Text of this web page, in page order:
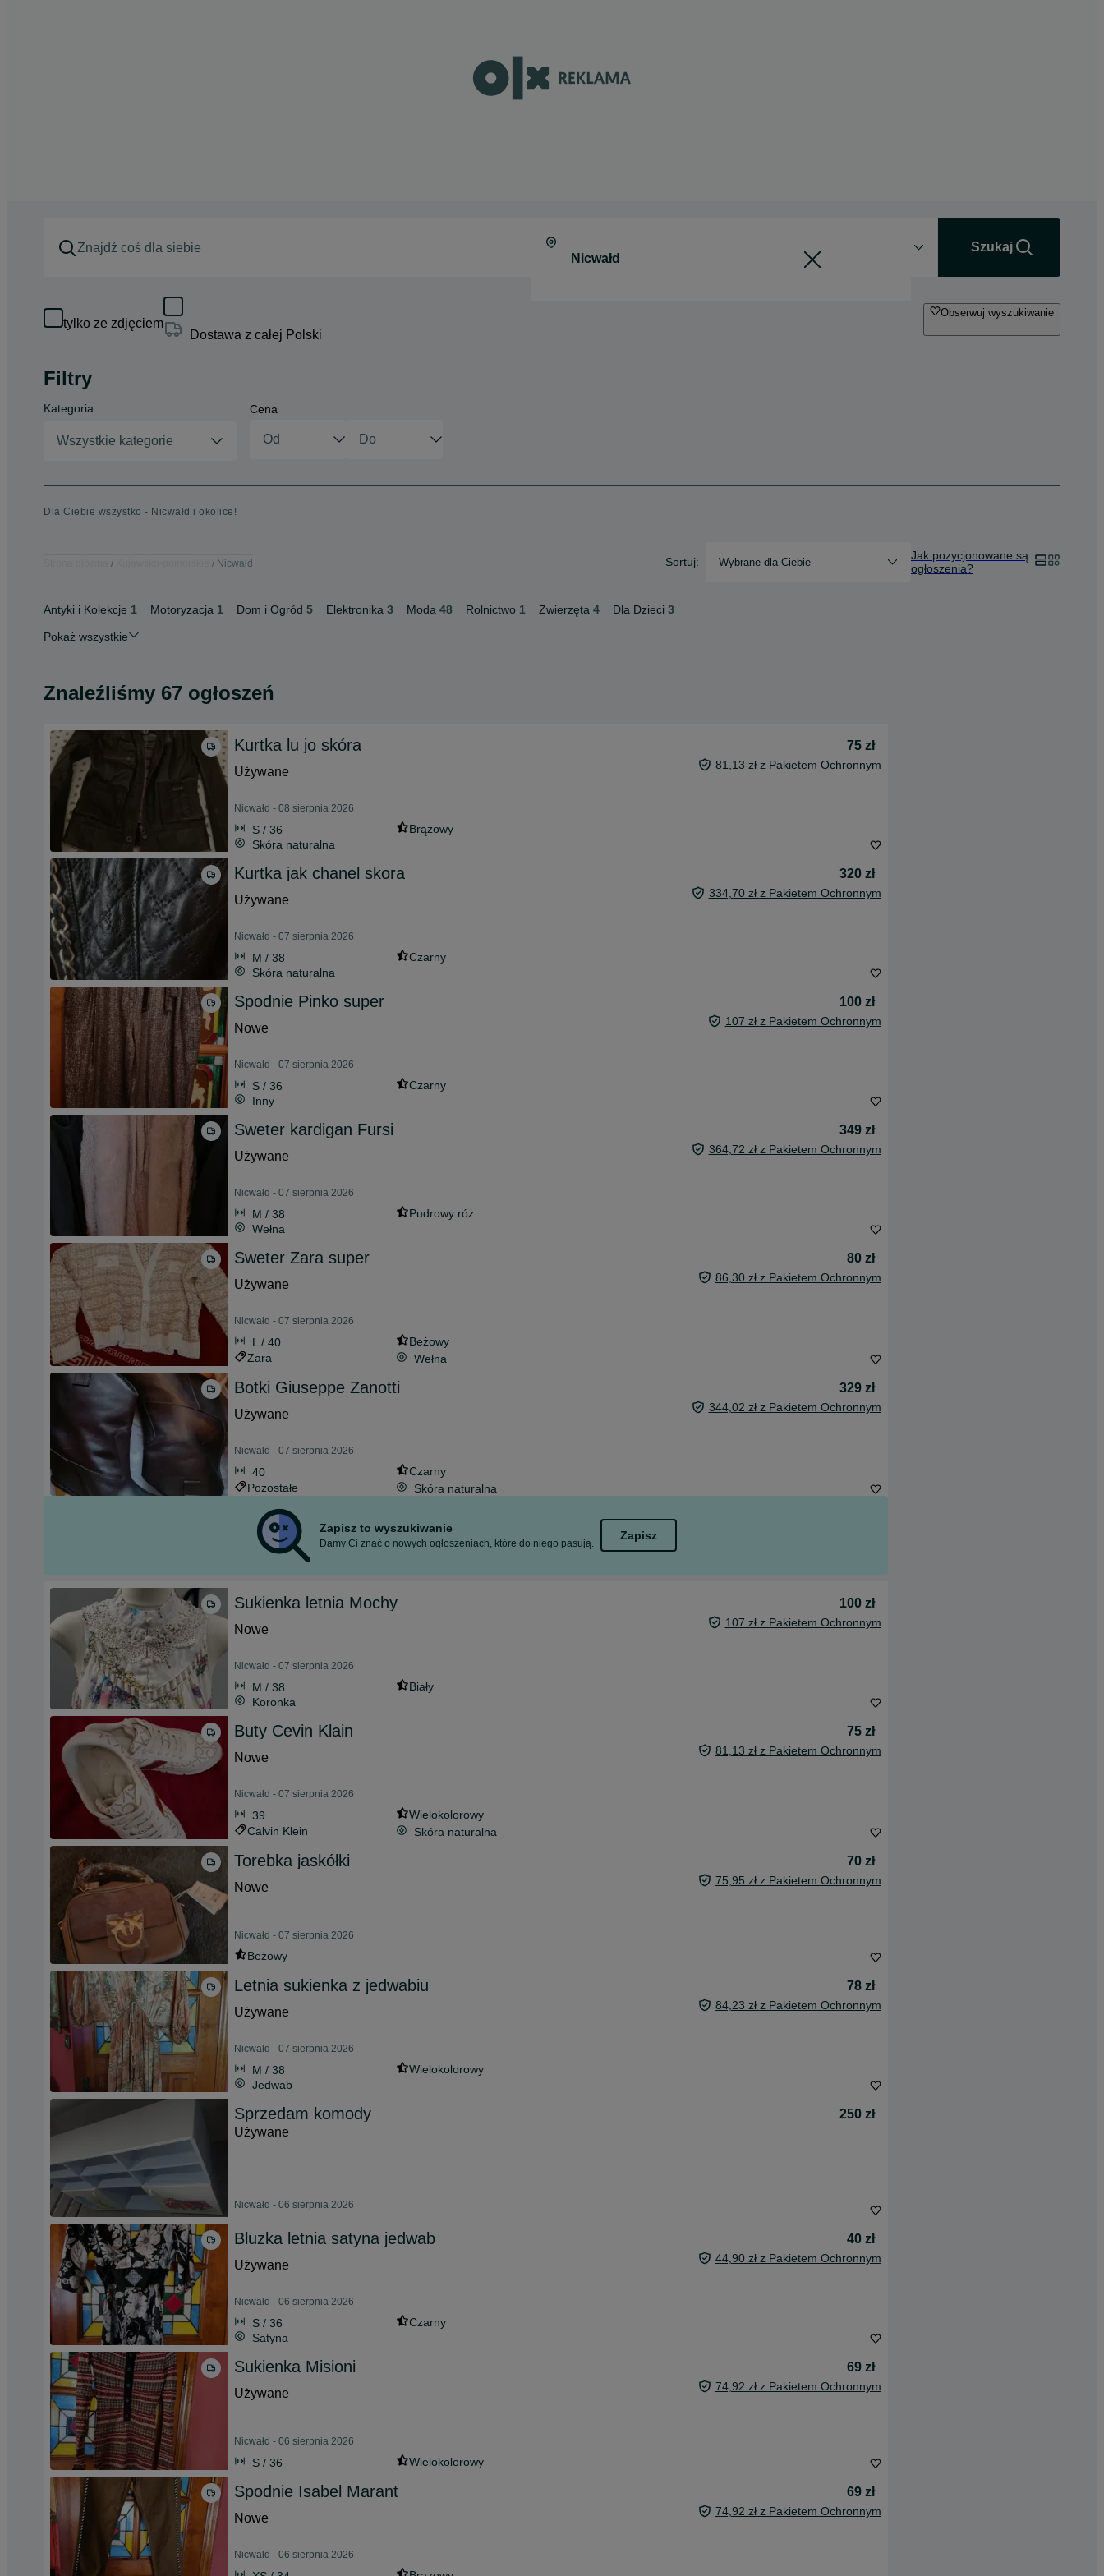
Szukaj
tylko ze zdjęciem
Dostawa z całej Polski
Obserwuj wyszukiwanie
Filtry
Kategoria
Wszystkie kategorie
Cena
Dla Ciebie wszystko - Nicwałd i okolice!
Nicwałd Sortuj: Wybrane dla Ciebie
Jak pozycjonowane są
ogłoszenia?
Antyki i Kolekcje 1 Motoryzacja 1 Dom i Ogród 5 Elektronika 3 Moda 48 Rolnictwo 1 Zwierzęta 4 Dla Dzieci 3
Pokaż wszystkie
Znaleźliśmy 67 ogłoszeń
Kurtka lu jo skóra
75 zł
Używane
81,13 zł z Pakietem Ochronnym
Nicwałd - 08 sierpnia 2026
S / 36
Brązowy
Skóra naturalna
Kurtka jak chanel skora
320 zł
Używane
334,70 zł z Pakietem Ochronnym
Nicwałd - 07 sierpnia 2026
M / 38
Czarny
Skóra naturalna
Spodnie Pinko super
100 zł
Nowe
107 zł z Pakietem Ochronnym
Nicwałd - 07 sierpnia 2026
S / 36
Czarny
Inny
Sweter kardigan Fursi
349 zł
Używane
364,72 zł z Pakietem Ochronnym
Nicwałd - 07 sierpnia 2026
M / 38
Pudrowy róż
Wełna
Sweter Zara super
80 zł
Używane
86,30 zł z Pakietem Ochronnym
Nicwałd - 07 sierpnia 2026
L / 40
Beżowy
Zara
Wełna
Botki Giuseppe Zanotti
329 zł
Używane
344,02 zł z Pakietem Ochronnym
Nicwałd - 07 sierpnia 2026
40
Czarny
Pozostałe
Skóra naturalna
Zapisz to wyszukiwanie
Damy Ci znać o nowych ogłoszeniach, które do niego pasują.
Zapisz
Sukienka letnia Mochy
100 zł
Nowe
107 zł z Pakietem Ochronnym
Nicwałd - 07 sierpnia 2026
M / 38
Biały
Koronka
Buty Cevin Klain
75 zł
Nowe
81,13 zł z Pakietem Ochronnym
Nicwałd - 07 sierpnia 2026
39
Wielokolorowy
Calvin Klein
Skóra naturalna
Torebka jaskółki
70 zł
Nowe
75,95 zł z Pakietem Ochronnym
Nicwałd - 07 sierpnia 2026
Beżowy
Letnia sukienka z jedwabiu
78 zł
Używane
84,23 zł z Pakietem Ochronnym
Nicwałd - 07 sierpnia 2026
M / 38
Wielokolorowy
Jedwab
Sprzedam komody
250 zł
Używane
Nicwałd - 06 sierpnia 2026
Bluzka letnia satyna jedwab
40 zł
Używane
44,90 zł z Pakietem Ochronnym
Nicwałd - 06 sierpnia 2026
S / 36
Czarny
Satyna
Sukienka Misioni
69 zł
Używane
74,92 zł z Pakietem Ochronnym
Nicwałd - 06 sierpnia 2026
S / 36 Wielokolorowy
Spodnie Isabel Marant
69 zł
Nowe
74,92 zł z Pakietem Ochronnym
Nicwałd - 06 sierpnia 2026